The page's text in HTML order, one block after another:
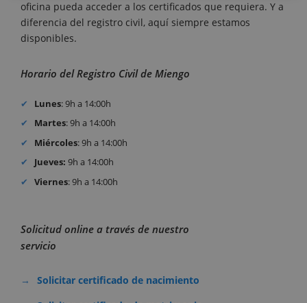
oficina pueda acceder a los certificados que requiera. Y a
diferencia del registro civil, aquí siempre estamos
disponibles.
Horario del Registro Civil de Miengo
Lunes: 9h a 14:00h
Martes: 9h a 14:00h
Miércoles: 9h a 14:00h
Jueves: 9h a 14:00h
Viernes: 9h a 14:00h
Solicitud online a través de nuestro
servicio
Solicitar certificado de nacimiento